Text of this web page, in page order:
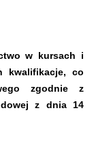
w kursach i
kwalifikacje, co
zgodnie z
z dnia 14